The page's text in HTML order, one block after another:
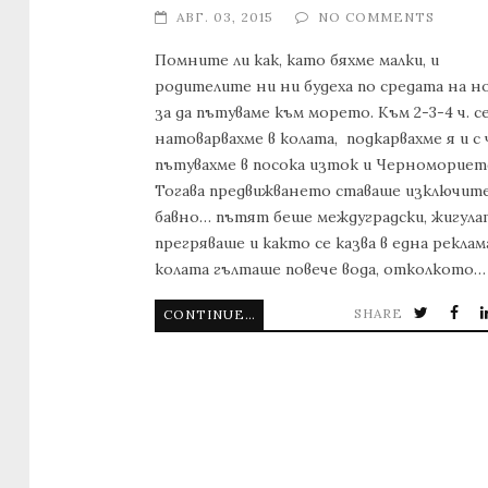
АВГ. 03, 2015
NO COMMENTS
Помните ли как, като бяхме малки, и
родителите ни ни будеха по средата на
за да пътуваме към морето. Към 2-3-4 ч. се
натоварвахме в колата, подкарвахме я и с
пътувахме в посока изток и
Тогава предвижването ставаше
бавно… пътят беше междуградски,
прегряваше и както се казва в една
колата гълташе повече вода, отколкото…
CONTINUE READING SHARE